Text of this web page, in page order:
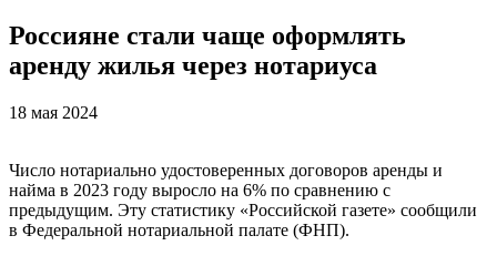
Россияне стали чаще оформлять
аренду жилья через нотариуса
18 мая 2024
Число нотариально удостоверенных договоров аренды и
найма в 2023 году выросло на 6% по сравнению с
предыдущим. Эту статистику «Российской газете» сообщили
в Федеральной нотариальной палате (ФНП).